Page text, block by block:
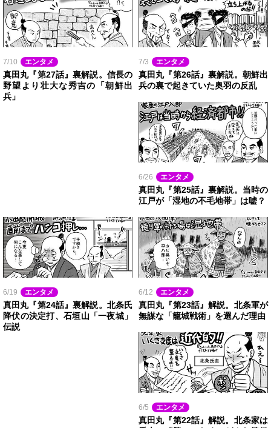
7/10 エンタメ
真田丸『第27話』裏解説。信長の
野望より壮大な秀吉の「朝鮮出
兵」
7/3 エンタメ
真田丸『第26話』裏解説。朝鮮出
兵の裏で起きていた奥羽の反乱
6/26 エンタメ
真田丸『第25話』裏解説。当時の
江戸が「湿地の不毛地帯」は嘘？
6/19 エンタメ
真田丸『第24話』裏解説。北条氏
降伏の決定打、石垣山「一夜城」
伝説
6/12 エンタメ
真田丸『第23話』解説。北条軍が
無謀な「籠城戦術」を選んだ理由
6/5 エンタメ
真田丸『第22話』解説。北条家は